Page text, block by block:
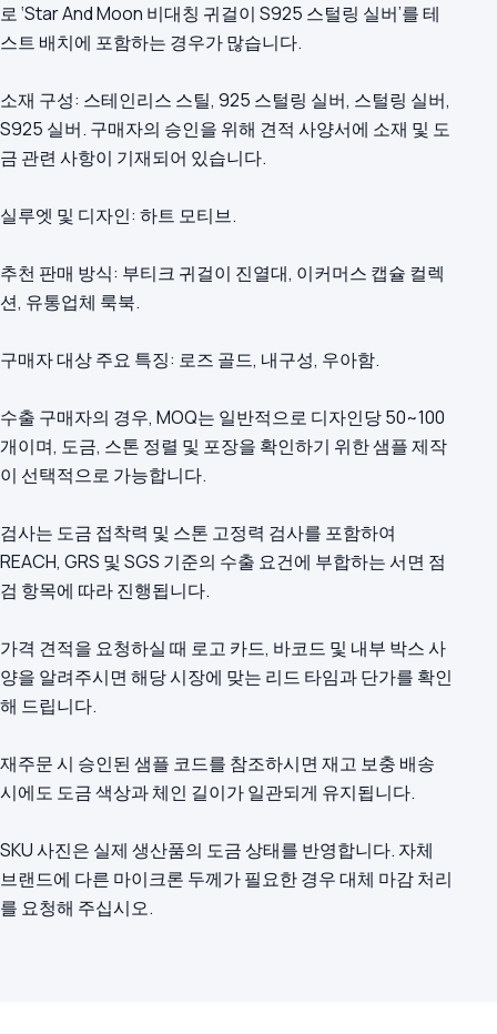
로 ‘Star And Moon 비대칭 귀걸이 S925 스털링 실버’를 테
스트 배치에 포함하는 경우가 많습니다.
소재 구성: 스테인리스 스틸, 925 스털링 실버, 스털링 실버,
S925 실버. 구매자의 승인을 위해 견적 사양서에 소재 및 도
금 관련 사항이 기재되어 있습니다.
실루엣 및 디자인: 하트 모티브.
추천 판매 방식: 부티크 귀걸이 진열대, 이커머스 캡슐 컬렉
션, 유통업체 룩북.
구매자 대상 주요 특징: 로즈 골드, 내구성, 우아함.
수출 구매자의 경우, MOQ는 일반적으로 디자인당 50~100
개이며, 도금, 스톤 정렬 및 포장을 확인하기 위한 샘플 제작
이 선택적으로 가능합니다.
검사는 도금 접착력 및 스톤 고정력 검사를 포함하여
REACH, GRS 및 SGS 기준의 수출 요건에 부합하는 서면 점
검 항목에 따라 진행됩니다.
가격 견적을 요청하실 때 로고 카드, 바코드 및 내부 박스 사
양을 알려주시면 해당 시장에 맞는 리드 타임과 단가를 확인
해 드립니다.
재주문 시 승인된 샘플 코드를 참조하시면 재고 보충 배송
시에도 도금 색상과 체인 길이가 일관되게 유지됩니다.
SKU 사진은 실제 생산품의 도금 상태를 반영합니다. 자체
브랜드에 다른 마이크론 두께가 필요한 경우 대체 마감 처리
를 요청해 주십시오.